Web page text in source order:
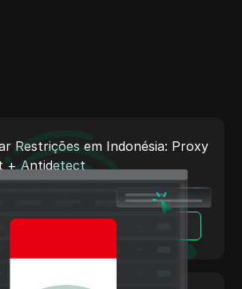
Restrições em Indonésia: Proxy
+ Antidetect